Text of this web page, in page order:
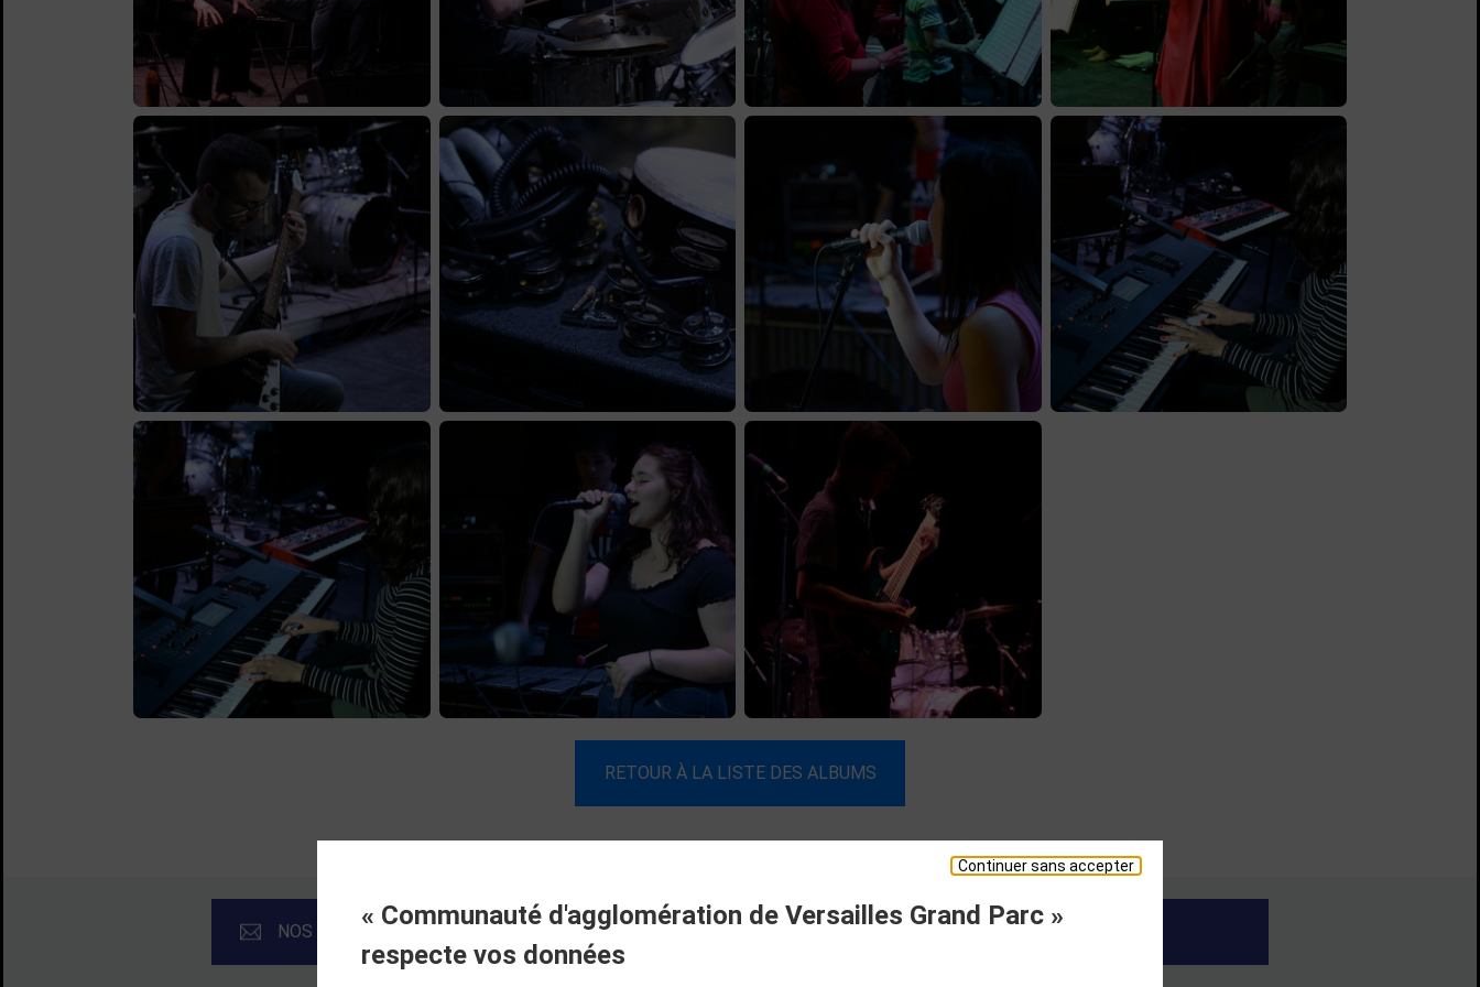
Continuer sans accepter
« Communauté d'agglomération de Versailles Grand Parc »
respecte vos données
RETOUR À LA LISTE DES ALBUMS
NOS NEWSLETTERS ESPACE PRESSE